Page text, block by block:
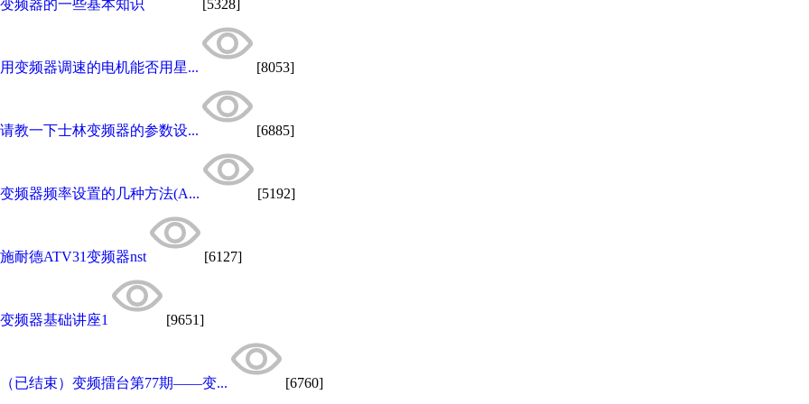
变频器的一些基本知识 [5328]
用变频器调速的电机能否用星... [8053]
请教一下士林变频器的参数设... [6885]
变频器频率设置的几种方法(A... [5192]
施耐德ATV31变频器nst [6127]
变频器基础讲座1 [9651]
（已结束）变频擂台第77期——变... [6760]